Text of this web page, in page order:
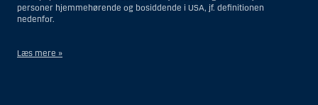
personer hjemmehørende og bosiddende i USA, jf. definitionen
nedenfor.
Læs mere »